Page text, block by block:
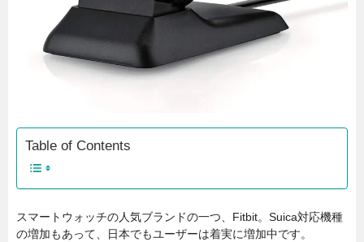
Table of Contents
スマートウォッチの人気ブランドの一つ、Fitbit。Suica対応機種
の増加もあって、日本でもユーザーは着実に増加中です。